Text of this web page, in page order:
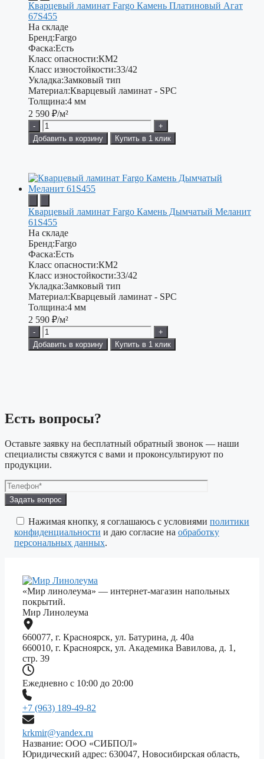
Кварцевый ламинат Fargo Камень Платиновый Агат
67S455
На складе
Бренд:Fargo
Фаска:Есть
Класс опасности:КМ2
Класс изностойкости:33/42
Укладка:Замковый тип
Материал:Кварцевый ламинат - SPC
Толщина:4 мм
2 590 ₽/м²
-
+
Добавить в корзину
Купить в 1 клик
Кварцевый ламинат Fargo Камень Дымчатый Меланит
61S455
На складе
Бренд:Fargo
Фаска:Есть
Класс опасности:КМ2
Класс изностойкости:33/42
Укладка:Замковый тип
Материал:Кварцевый ламинат - SPC
Толщина:4 мм
2 590 ₽/м²
-
+
Добавить в корзину
Купить в 1 клик
Есть вопросы?
Оставьте заявку на бесплатный обратный звонок — наши
специалисты свяжутся с вами и проконсультируют по
продукции.
Оставьте
это
поле
пустым.
Нажимая кнопку, я соглашаюсь с условиями политики
конфиденциальности и даю согласие на обработку
персональных данных.
«Мир линолеума» — интернет-магазин напольных
покрытий.
Мир Линолеума
660077, г. Красноярск, ул. Батурина, д. 40а
660010, г. Красноярск, ул. Академика Вавилова, д. 1,
стр. 39
Ежедневно с 10:00 до 20:00
+7 (963) 189-49-82
krkmir@yandex.ru
Название: ООО «СИБПОЛ»
Юридический адрес: 630047, Новосибирская область,